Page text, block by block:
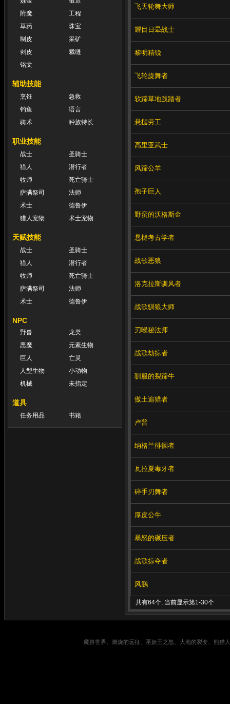
附魔
工程
草药
珠宝
制皮
采矿
剥皮
裁缝
铭文
辅助技能
烹饪
急救
钓鱼
语言
骑术
种族特长
职业技能
战士
圣骑士
猎人
潜行者
牧师
死亡骑士
萨满祭司
法师
术士
德鲁伊
猎人宠物
术士宠物
天赋技能
战士
圣骑士
猎人
潜行者
牧师
死亡骑士
萨满祭司
法师
术士
德鲁伊
NPC
野兽
龙类
恶魔
元素生物
巨人
亡灵
人型生物
小动物
机械
未指定
道具
任务用品 书籍
飞天轮舞大师
耀目日晕战士
黎明精锐
飞轮旋舞者
软蹄草地践踏者
悬槌劳工
高里亚武士
风蹄公羊
孢子巨人
野蛮的沃格斯金
悬槌考古学者
战歌恶狼
洛克拉斯驯风者
战歌驯狼大师
刃喉秘法师
战歌劫掠者
驯服的裂蹄牛
傲土追猎者
卢普
纳格兰徘徊者
瓦拉夏毒牙者
碎手刃舞者
厚皮公牛
暴怒的碾压者
战歌掠夺者
风鹏
共有64个, 当前显示第1-30个
魔兽世界、燃烧的远征、巫妖王之怒、大地的裂变、熊猫